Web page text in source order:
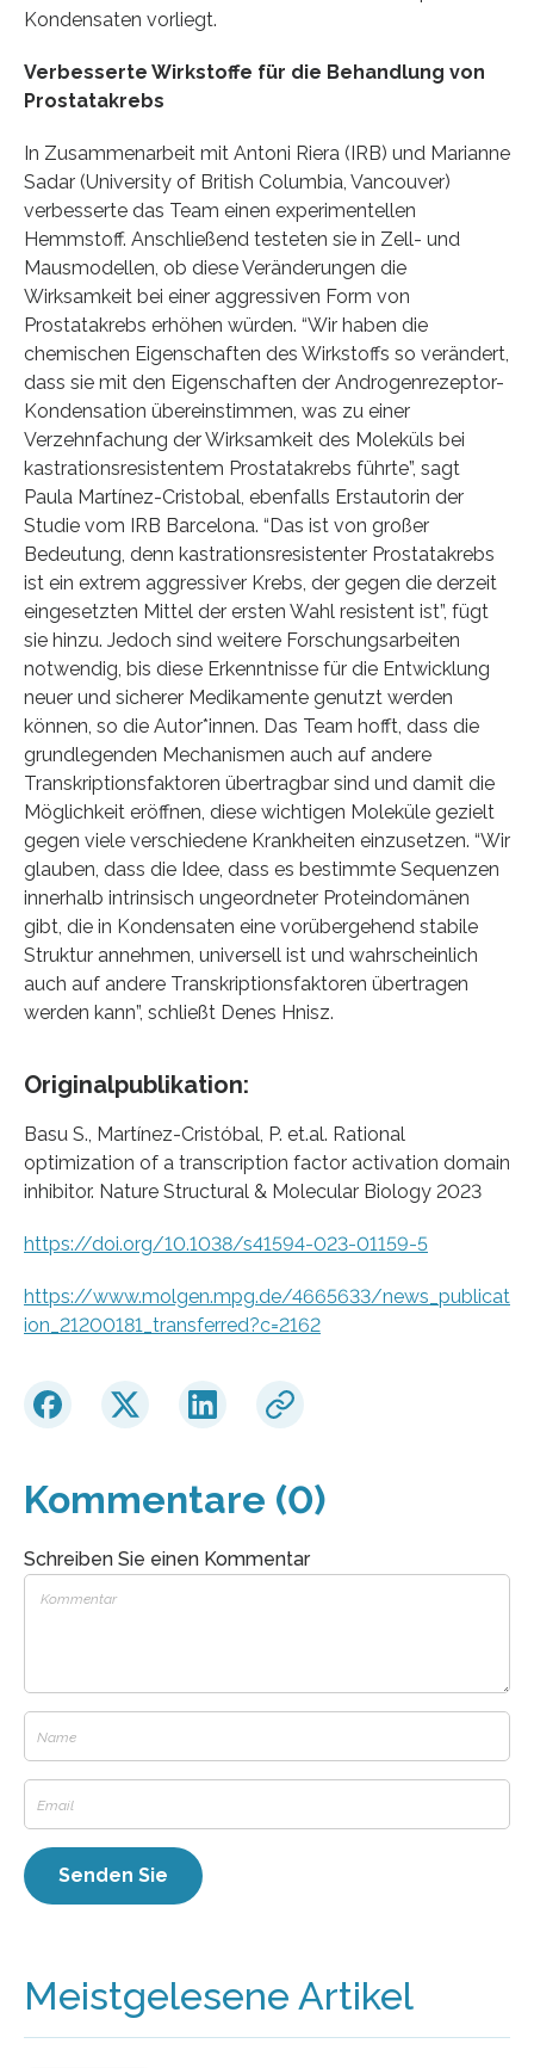
Kondensaten vorliegt.
Verbesserte Wirkstoffe für die Behandlung von
Prostatakrebs
In Zusammenarbeit mit Antoni Riera (IRB) und Marianne
Sadar (University of British Columbia, Vancouver)
verbesserte das Team einen experimentellen
Hemmstoff. Anschließend testeten sie in Zell- und
Mausmodellen, ob diese Veränderungen die
Wirksamkeit bei einer aggressiven Form von
Prostatakrebs erhöhen würden. “Wir haben die
chemischen Eigenschaften des Wirkstoffs so verändert,
dass sie mit den Eigenschaften der Androgenrezeptor-
Kondensation übereinstimmen, was zu einer
Verzehnfachung der Wirksamkeit des Moleküls bei
kastrationsresistentem Prostatakrebs führte”, sagt
Paula Martínez-Cristobal, ebenfalls Erstautorin der
Studie vom IRB Barcelona. “Das ist von großer
Bedeutung, denn kastrationsresistenter Prostatakrebs
ist ein extrem aggressiver Krebs, der gegen die derzeit
eingesetzten Mittel der ersten Wahl resistent ist”, fügt
sie hinzu. Jedoch sind weitere Forschungsarbeiten
notwendig, bis diese Erkenntnisse für die Entwicklung
neuer und sicherer Medikamente genutzt werden
können, so die Autor*innen. Das Team hofft, dass die
grundlegenden Mechanismen auch auf andere
Transkriptionsfaktoren übertragbar sind und damit die
Möglichkeit eröffnen, diese wichtigen Moleküle gezielt
gegen viele verschiedene Krankheiten einzusetzen. “Wir
glauben, dass die Idee, dass es bestimmte Sequenzen
innerhalb intrinsisch ungeordneter Proteindomänen
gibt, die in Kondensaten eine vorübergehend stabile
Struktur annehmen, universell ist und wahrscheinlich
auch auf andere Transkriptionsfaktoren übertragen
werden kann”, schließt Denes Hnisz.
Originalpublikation:
Basu S., Martínez-Cristóbal, P. et.al. Rational
optimization of a transcription factor activation domain
inhibitor. Nature Structural & Molecular Biology 2023
https://doi.org/10.1038/s41594-023-01159-5
https://www.molgen.mpg.de/4665633/news_publicat
ion_21200181_transferred?c=2162
Kommentare (0)
Schreiben Sie einen Kommentar
Meistgelesene Artikel